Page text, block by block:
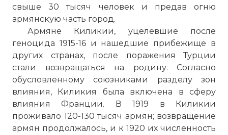
свыше 30 тысяч человек и предав огню
армянскую часть город.
Армяне Киликии, уцелевшие после
геноцида 1915-16 и нашедшие прибежище в
других странах, после поражения Турции
стали возвращаться на родину. Согласно
обусловленному союзниками разделу зон
влияния, Киликия была включена в сферу
влияния Франции. В 1919 в Киликии
проживало 120-130 тысяч армян; возвращение
армян продолжалось, и к 1920 их численность